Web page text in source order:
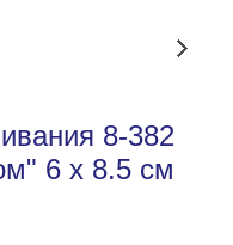
8-382
6 х 8.5 см